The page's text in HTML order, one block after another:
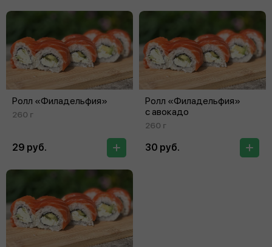
Ролл «Филадельфия»
260 г
29 руб.
Ролл «Филадельфия»
с авокадо
260 г
30 руб.